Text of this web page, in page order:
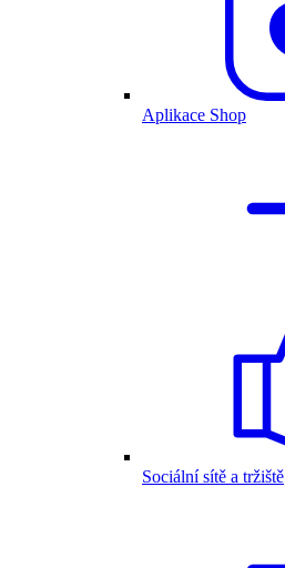
Aplikace Shop
Sociální sítě a tržiště